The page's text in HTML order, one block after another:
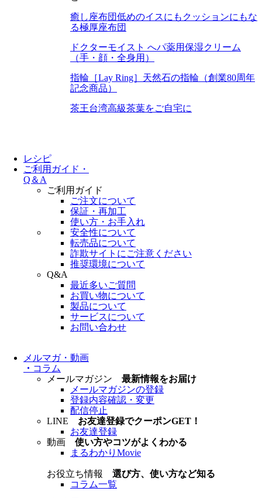
癒し座布団低めのイスにもクッションにもな
る極厚座布団
ドクターモイスト へパ薬用保湿クリーム
（手・顔・全身用）
指輪［Lay Ring］ 天然石の指輪（創業80周年
記念商品）
茶王台湾高級茶葉をご自宅に
レシピ
ご利用ガイド・
Q＆A
ご利用ガイド
ご注文について
保証・再加工
使い方・お手入れ
安全性について
転売品について
詐欺サイトにご注意ください
推奨環境について
Q&A
最近多いご質問
お買い物について
製品について
サービスについて
お問い合わせ
メルマガ・動画
・ コラム
メールマガジン 最新情報をお届け
メールマガジンの登録
登録内容確認・変更
配信停止
LINE お友達登録でクーポンGET！
お友達登録
動画 使い方やコツがよくわかる
まるわかりMovie
お役立ち情報 選び方、使い方など知る
コラム一覧